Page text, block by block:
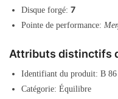
Disque forgé: 7
Pointe de performance:
Attributs distinctifs
Identifiant du produit: B 86
Catégorie: Équilibre